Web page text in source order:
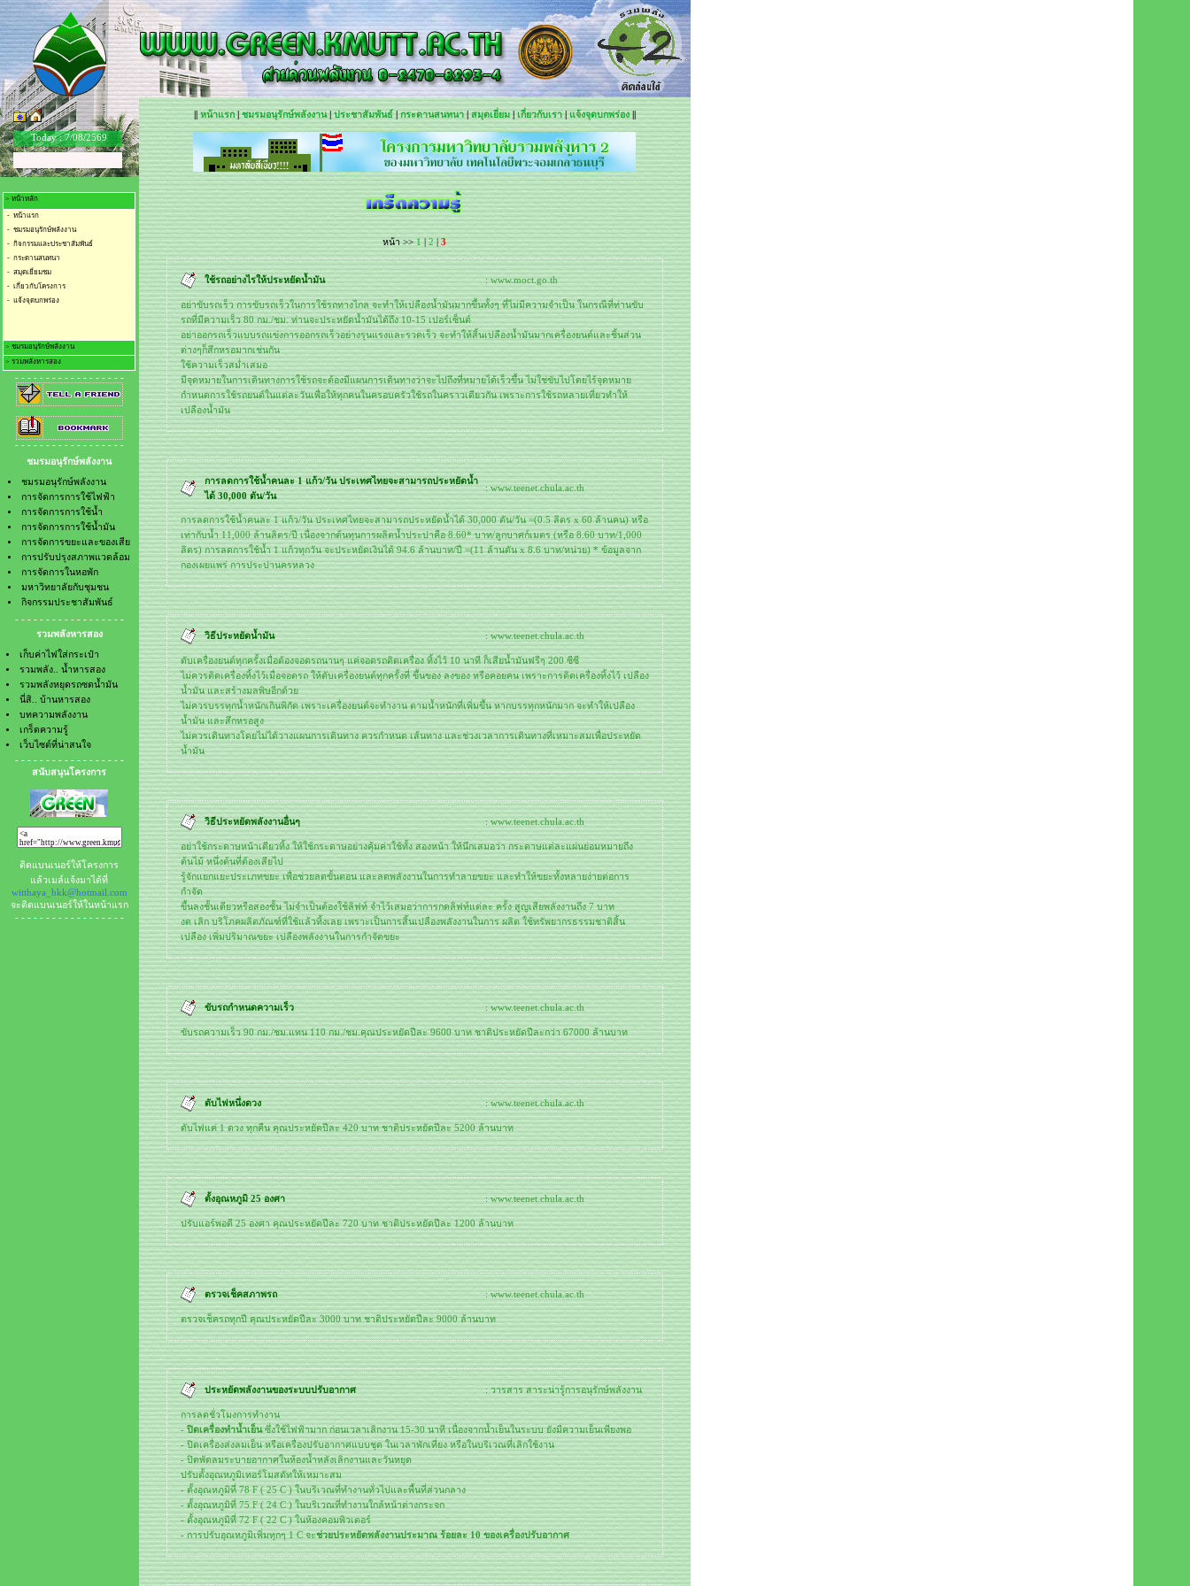
Today :7/08/2569
||หน้าแรก| ชมรมอนุรักษ์พลังงาน| ประชาสัมพันธ์|กระดานสนทนา|สมุดเยี่ยม| เกี่ยวกับเรา|แจ้งจุดบกพร่อง||
> หน้าหลัก
- หน้าแรก
- ชมรมอนุรักษ์พลังงาน
- กิจกรรมและประชาสัมพันธ์
- กระดานสนทนา
- สมุดเยี่ยมชม
- เกี่ยวกับโครงการ
- แจ้งจุดบกพร่อง
> ชมรมอนุรักษ์พลังงาน
- ชมรมอนุรักษ์พลังงาน
- การจัดการการใช้ไฟฟ้า
- การจัดการการใช้น้ำ
- การจัดการการใช้น้ำมัน
- การจัดการขยะและของเสีย
- การปรับปรุงสภาพแวดล้อม
- การจัดการในหอพัก
- มหาวิทยาลัยกับชุมชน
- กิจกรรมประชาสัมพันธ์
> รวมพลังหารสอง
- เก็บค่าไฟใส่กระเป๋า
- รวมพลัง.. น้ำหารสอง
- รวมพลังหยุดรถซดน้ำมัน
- นี่สิ.. บ้านหารสอง
- บทความพลังงาน
- เว็บไซต์ที่น่าสนใจ
- - - - - - - - - - - - - - - - - -
- - - - - - - - - - - - - - - - - -
ชมรมอนุรักษ์พลังงาน
ชมรมอนุรักษ์พลังงาน
การจัดการการใช้ไฟฟ้า
การจัดการการใช้น้ำ
การจัดการการใช้น้ำมัน
การจัดการขยะและของเสีย
การปรับปรุงสภาพแวดล้อม
การจัดการในหอพัก
มหาวิทยาลัยกับชุมชน
กิจกรรมประชาสัมพันธ์
- - - - - - - - - - - - - - - - - -
รวมพลังหารสอง
เก็บค่าไฟใส่กระเป๋า
รวมพลัง.. น้ำหารสอง
รวมพลังหยุดรถซดน้ำมัน
นี่สิ.. บ้านหารสอง
บทความพลังงาน
เกร็ดความรู้
เว็บไซต์ที่น่าสนใจ
- - - - - - - - - - - - - - - - - -
สนับสนุนโครงการ
ติดแบนเนอร์ให้โครงการ
แล้วเมล์แจ้งมาได้ที่
witthaya_bkk@hotmail.com
จะติดแบนเนอร์ให้ในหน้าแรก
- - - - - - - - - - - - - - - - - -
หน้า >>1|2| 3
ใช้รถอย่างไรให้ประหยัดน้ำมัน : www.moct.go.th
อย่าขับรถเร็ว การขับรถเร็วในการใช้รถทางไกล จะทำให้เปลืองน้ำมันมากขึ้นทั้งๆ ที่ไม่มีความจำเป็น ในกรณีที่ท่านขับ
รถที่มีความเร็ว 80 กม./ชม. ท่านจะประหยัดน้ำมันได้ถึง 10-15 เปอร์เซ็นต์
อย่าออกรถเร็วแบบรถแข่งการออกรถเร็วอย่างรุนแรงและรวดเร็ว จะทำให้สิ้นเปลืองน้ำมันมากเครื่องยนต์และชิ้นส่วน
ต่างๆก็สึกหรอมากเช่นกัน
ใช้ความเร็วสม่ำเสมอ
มีจุดหมายในการเดินทางการใช้รถจะต้องมีแผนการเดินทางว่าจะไปถึงที่หมายได้เร็วขึ้น ไม่ใช่ขับไปโดยไร้จุดหมาย
กำหนดการใช้รถยนต์ในแต่ละวันเพื่อให้ทุกคนในครอบครัวใช้รถในคราวเดียวกัน เพราะการใช้รถหลายเที่ยวทำให้
เปลืองน้ำมัน
การลดการใช้น้ำคนละ 1 แก้ว/วัน ประเทศไทยจะสามารถประหยัดน้ำ
ได้ 30,000 ตัน/วัน
: www.teenet.chula.ac.th
การลดการใช้น้ำคนละ 1 แก้ว/วัน ประเทศไทยจะสามารถประหยัดน้ำได้ 30,000 ตัน/วัน =(0.5 ลิตร x 60 ล้านคน) หรือ
เท่ากับน้ำ 11,000 ล้านลิตร/ปี เนื่องจากต้นทุนการผลิตน้ำประปาคือ 8.60* บาท/ลูกบาศก์เมตร (หรือ 8.60 บาท/1,000
ลิตร) การลดการใช้น้ำ 1 แก้วทุกวัน จะประหยัดเงินได้ 94.6 ล้านบาท/ปี =(11 ล้านตัน x 8.6 บาท/หน่วย) * ข้อมูลจาก
กองเผยแพร่ การประปานครหลวง
วิธีประหยัดน้ำมัน : www.teenet.chula.ac.th
ดับเครื่องยนต์ทุกครั้งเมื่อต้องจอดรถนานๆ แค่จอดรถติดเครื่อง ทิ้งไว้ 10 นาที ก็เสียน้ำมันฟรีๆ 200 ซีซี
ไม่ควรติดเครื่องทิ้งไว้เมื่อจอดรถ ให้ดับเครื่องยนต์ทุกครั้งที่ ขึ้นของ ลงของ หรือคอยคน เพราะการติดเครื่องทิ้งไว้ เปลือง
น้ำมัน และสร้างมลพิษอีกด้วย
ไม่ควรบรรทุกน้ำหนักเกินพิกัด เพราะเครื่องยนต์จะทำงาน ตามน้ำหนักที่เพิ่มขึ้น หากบรรทุกหนักมาก จะทำให้เปลือง
น้ำมัน และสึกหรอสูง
ไม่ควรเดินทางโดยไม่ได้วางแผนการเดินทาง ควรกำหนด เส้นทาง และช่วงเวลาการเดินทางที่เหมาะสมเพื่อประหยัด
น้ำมัน
วิธีประหยัดพลังงานอื่นๆ : www.teenet.chula.ac.th
อย่าใช้กระดาษหน้าเดียวทิ้ง ให้ใช้กระดาษอย่างคุ้มค่าใช้ทั้ง สองหน้า ให้นึกเสมอว่า กระดาษแต่ละแผ่นย่อมหมายถึง
ต้นไม้ หนึ่งต้นที่ต้องเสียไป
รู้จักแยกแยะประเภทขยะ เพื่อช่วยลดขั้นตอน และลดพลังงานในการทำลายขยะ และทำให้ขยะทั้งหลายง่ายต่อการ
กำจัด
ขึ้นลงชั้นเดียวหรือสองชั้น ไม่จำเป็นต้องใช้ลิฟท์ จำไว้เสมอว่าการกดลิฟท์แต่ละ ครั้ง สูญเสียพลังงานถึง 7 บาท
งด เลิก บริโภคผลิตภัณฑ์ที่ใช้แล้วทิ้งเลย เพราะเป็นการสิ้นเปลืองพลังงานในการ ผลิต ใช้ทรัพยากรธรรมชาติสิ้น
เปลือง เพิ่มปริมาณขยะ เปลืองพลังงานในการกำจัดขยะ
ขับรถกำหนดความเร็ว : www.teenet.chula.ac.th
ขับรถความเร็ว 90 กม./ชม.แทน 110 กม./ชม.คุณประหยัดปีละ 9600 บาท ชาติประหยัดปีละกว่า 67000 ล้านบาท
ดับไฟหนึ่งดวง : www.teenet.chula.ac.th
ดับไฟแค่ 1 ดวง ทุกคืน คุณประหยัดปีละ 420 บาท ชาติประหยัดปีละ 5200 ล้านบาท
ตั้งอุณหภูมิ 25 องศา : www.teenet.chula.ac.th
ปรับแอร์พอดี 25 องศา คุณประหยัดปีละ 720 บาท ชาติประหยัดปีละ 1200 ล้านบาท
ตรวจเช็คสภาพรถ : www.teenet.chula.ac.th
ตรวจเช็ครถทุกปี คุณประหยัดปีละ 3000 บาท ชาติประหยัดปีละ 9000 ล้านบาท
ประหยัดพลังงานของระบบปรับอากาศ : วารสาร สาระน่ารู้การอนุรักษ์พลังงาน
การลดชั่วโมงการทำงาน
-ปิดเครื่องทำน้ำเย็นซึ่งใช้ไฟฟ้ามาก ก่อนเวลาเลิกงาน 15-30 นาที เนื่องจากน้ำเย็นในระบบ ยังมีความเย็นเพียงพอ
- ปิดเครื่องส่งลมเย็น หรือเครื่องปรับอากาศแบบชุด ในเวลาพักเที่ยง หรือในบริเวณที่เลิกใช้งาน
- ปิดพัดลมระบายอากาศในห้องน้ำหลังเลิกงานและวันหยุด
ปรับตั้งอุณหภูมิเทอร์โมสตัทให้เหมาะสม
- ตั้งอุณหภูมิที่ 78 F ( 25 C ) ในบริเวณที่ทำงานทั่วไปและพื้นที่ส่วนกลาง
- ตั้งอุณหภูมิที่ 75 F ( 24 C ) ในบริเวณที่ทำงานใกล้หน้าต่างกระจก
- ตั้งอุณหภูมิที่ 72 F ( 22 C ) ในห้องคอมพิวเตอร์
- การปรับอุณหภูมิเพิ่มทุกๆ 1 C จะช่วยประหยัดพลังงานประมาณ ร้อยละ 10 ของเครื่องปรับอากาศ